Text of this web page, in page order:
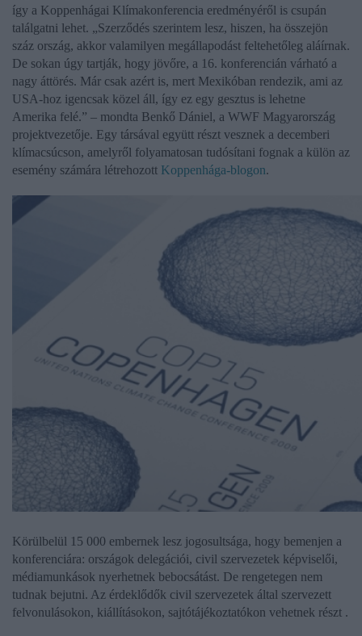
így a Koppenhágai Klímakonferencia eredményéről is csupán
találgatni lehet. „Szerződés szerintem lesz, hiszen, ha összejön
száz ország, akkor valamilyen megállapodást feltehetőleg aláírnak.
De sokan úgy tartják, hogy jövőre, a 16. konferencián várható a
nagy áttörés. Már csak azért is, mert Mexikóban rendezik, ami az
USA-hoz igencsak közel áll, így ez egy gesztus is lehetne
Amerika felé.” – mondta Benkő Dániel, a WWF Magyarország
projektvezetője. Egy társával együtt részt vesznek a decemberi
klímacsúcson, amelyről folyamatosan tudósítani fognak a külön az
esemény számára létrehozott Koppenhága-blogon.
Körülbelül 15 000 embernek lesz jogosultsága, hogy bemenjen a
konferenciára: országok delegációi, civil szervezetek képviselői,
médiamunkások nyerhetnek bebocsátást. De rengetegen nem
tudnak bejutni. Az érdeklődők civil szervezetek által szervezett
felvonulásokon, kiállításokon, sajtótájékoztatókon vehetnek részt .